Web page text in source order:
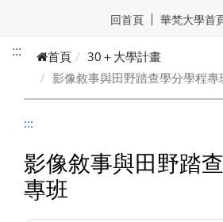
回首頁 華梵大學首
::: 首頁
30＋大學計畫
影像敘事與田野踏查學分學程專
:::
影像敘事與田野踏
專班